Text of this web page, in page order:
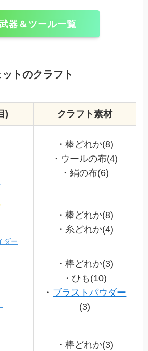
器＆ツール一覧
トのクラフト
) クラフト素材
・棒どれか(8)
・ウールの布(4)
・絹の布(6)
ダー
・棒どれか(8)
・糸どれか(4)
・棒どれか(3)
・ひも(10)
・ ブラストパウダー
(3)
・棒どれか(3)